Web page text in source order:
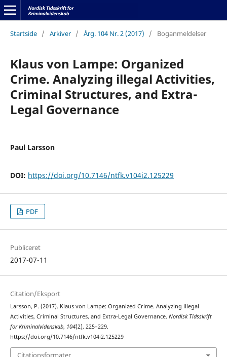
Startside / Arkiver / Årg. 104 Nr. 2 (2017) / Boganmeldelser
Klaus von Lampe: Organized
Crime. Analyzing illegal Activities,
Criminal Structures, and Extra-
Legal Governance
Paul Larsson
DOI: https://doi.org/10.7146/ntfk.v104i2.125229
PDF
Publiceret
2017-07-11
Citation/Eksport
Larsson, P. (2017). Klaus von Lampe: Organized Crime. Analyzing illegal
Activities, Criminal Structures, and Extra-Legal Governance. Nordisk Tidsskrift
for Kriminalvidenskab, 104(2), 225–229.
https://doi.org/10.7146/ntfk.v104i2.125229
Citationsformater